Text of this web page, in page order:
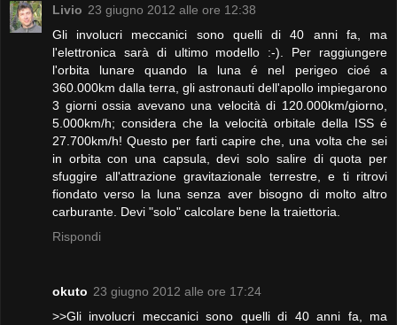
Livio 23 giugno 2012 alle ore 12:38
Gli involucri meccanici sono quelli di 40 anni fa, ma
l'elettronica sarà di ultimo modello :-). Per raggiungere
l'orbita lunare quando la luna é nel perigeo cioé a
360.000km dalla terra, gli astronauti dell'apollo impiegarono
3 giorni ossia avevano una velocità di 120.000km/giorno,
5.000km/h; considera che la velocità orbitale della ISS é
27.700km/h! Questo per farti capire che, una volta che sei
in orbita con una capsula, devi solo salire di quota per
sfuggire all'attrazione gravitazionale terrestre, e ti ritrovi
fiondato verso la luna senza aver bisogno di molto altro
carburante. Devi "solo" calcolare bene la traiettoria.
Rispondi
okuto 23 giugno 2012 alle ore 17:24
>>Gli involucri meccanici sono quelli di 40 anni fa, ma